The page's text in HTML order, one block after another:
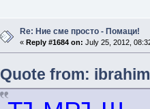
Re: Ние сме просто - Помаци!
« Reply #1684 on: July 25, 2012,
Quote from: